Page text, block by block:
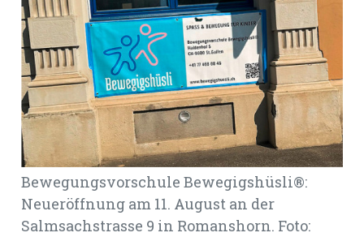
Romanshorn:
offizielle
Mitteilungen
Bewegungsvorschule Bewegigshüsli®:
Neueröffnung am 11. August an der
Salmsachstrasse 9 in Romanshorn. Foto: